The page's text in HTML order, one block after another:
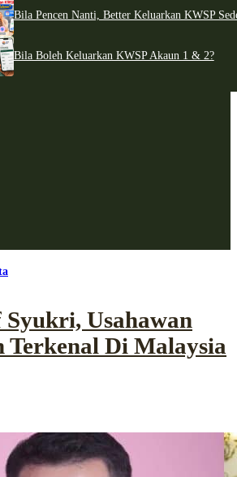
Bila Pencen Nanti, Better Keluarkan KWSP
Bila Boleh Keluarkan KWSP Akaun 1 & 2?
Usahawan
Terkenal Di Malaysia